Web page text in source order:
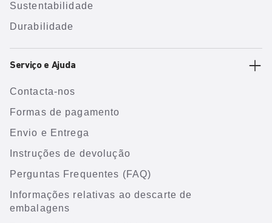
Sustentabilidade
Durabilidade
Serviço e Ajuda
Contacta-nos
Formas de pagamento
Envio e Entrega
Instruções de devolução
Perguntas Frequentes (FAQ)
Informações relativas ao descarte de
embalagens